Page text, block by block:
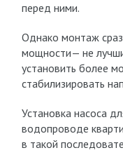
перед ними.
Однако монтаж
мощности— не
установить более
стабилизировать
Установка насоса
водопроводе
в такой